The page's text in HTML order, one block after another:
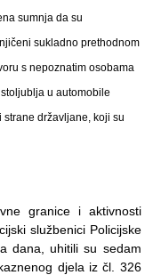
sumnja da su
sukladno prethodnom
s nepoznatim osobama
u automobile
strane državljane, koji su
granice i aktivnosti
službenici Policijske
dana, uhitili su sedam
djela iz čl. 326